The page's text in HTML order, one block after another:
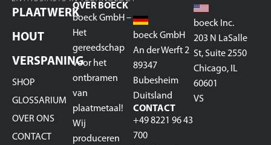
PLAATWERK
HOUT
VERSPANING
SHOP
GLOSSARIUM
OVER ONS
CONTACT
OVER BOECK
boeck GmbH –
Het
gereedschap
voor het
ontbramen
van
plaatmetaal!
Wij
produceren
boeck GmbH
An der Werft 2
89347
Bubesheim
Duitsland
CONTACT
+49 8221 96 43
700
boeck Inc.
203 N LaSalle
St, Suite 2550
Chicago, IL
60601
VS